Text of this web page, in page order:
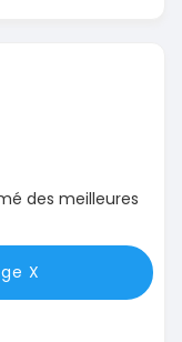
des meilleures
X